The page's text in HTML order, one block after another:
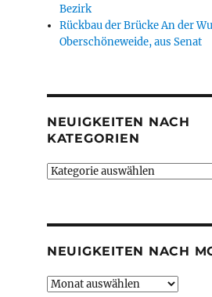
Bezirk
Rückbau der Brücke An der
Oberschöneweide, aus Senat
NEUIGKEITEN NACH
KATEGORIEN
Neuigkeiten
NEUIGKEITEN NACH
Neuigkeiten